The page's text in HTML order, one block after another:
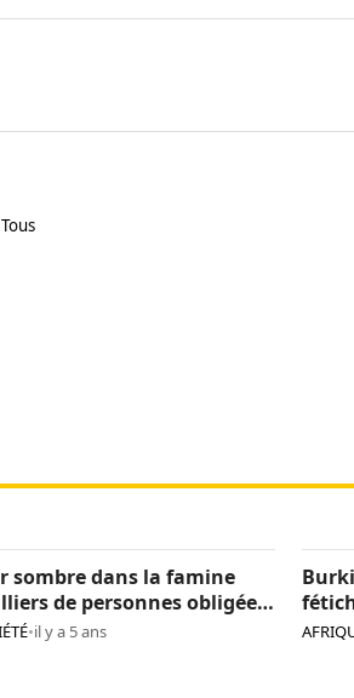
Tous
sombre dans la famine
de personnes obligées
criquets
•il y a 5 ans